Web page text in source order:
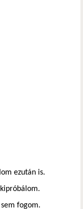
ezután is.
fogom.